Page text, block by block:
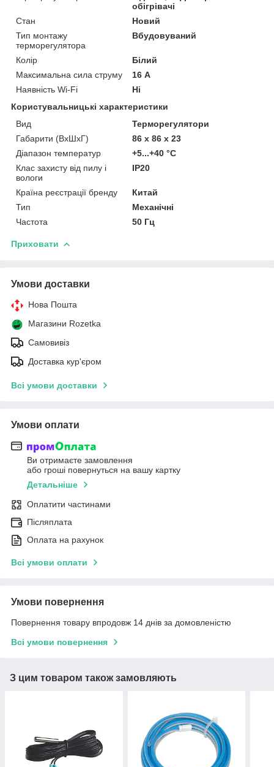
обігрівачі
Стан
Новий
Тип монтажу
терморегулятора
Вбудовуваний
Колір
Білий
Максимальна сила струму
16 А
Наявність Wi-Fi
Ні
Користувальницькі характеристики
Вид
Терморегулятори
Габарити (ВхШхГ)
86 х 86 х 23
Діапазон температур
+5...+40 °С
Клас захисту від пилу і
вологи
IP20
Країна реєстрації бренду
Китай
Тип
Механічні
Частота
50 Гц
Приховати
Умови доставки
Нова Пошта
Магазини Rozetka
Самовивіз
Доставка кур'єром
Всі умови доставки
Умови оплати
Ви отримаєте замовлення
або гроші повернуться на вашу картку
Детальніше
Оплатити частинами
Післяплата
Оплата на рахунок
Всі умови оплати
Умови повернення
Повернення товару впродовж 14 днів за домовленістю
Всі умови повернення
З цим товаром також замовляють